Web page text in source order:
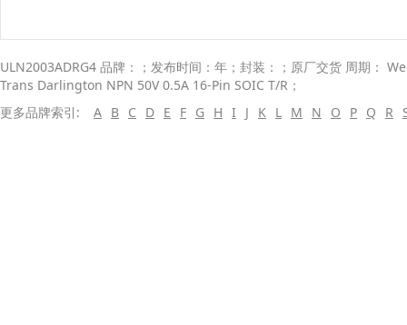
ULN2003ADRG4 品牌：；发布时间：年；封装：；原厂交货 周期：
Trans Darlington NPN 50V 0.5A 16-Pin SOIC T/R；
更多品牌索引:
A B C D E F G H I J K L M N O P Q R